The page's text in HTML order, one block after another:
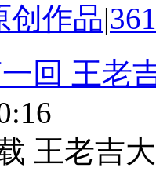
创作品|
回 王老
王老吉